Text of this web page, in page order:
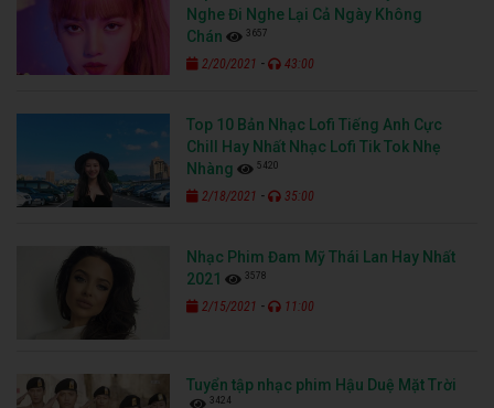
Nghe Đi Nghe Lại Cả Ngày Không
Chán
3657
2/20/2021 - 43:00
Top 10 Bản Nhạc Lofi Tiếng Anh Cực
Chill Hay Nhất Nhạc Lofi Tik Tok Nhẹ
Nhàng
5420
2/18/2021 - 35:00
Nhạc Phim Đam Mỹ Thái Lan Hay Nhất
2021
3578
2/15/2021 - 11:00
Tuyển tập nhạc phim Hậu Duệ Mặt Trời
3424